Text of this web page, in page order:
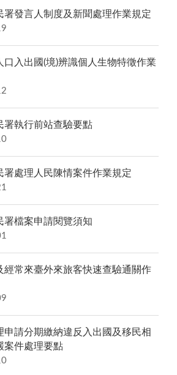
署發言人制度及新聞處理作業規定
口入出國(境)辨識個人生物特徵作業
署執行前站查驗要點
署處理人民陳情案件作業規定
署檔案申請閱覽須知
經常來臺外來旅客快速查驗通關作
申請分期繳納違反入出國及移民相
案件處理要點